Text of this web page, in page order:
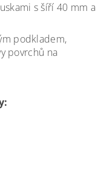
s šíří 40 mm a
podkladem,
povrchů na